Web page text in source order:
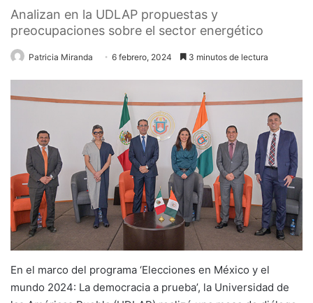
Analizan en la UDLAP propuestas y
preocupaciones sobre el sector energético
Patricia Miranda 6 febrero, 2024 3 minutos de lectura
En el marco del programa ‘Elecciones en México y el
mundo 2024: La democracia a prueba’, la Universidad de